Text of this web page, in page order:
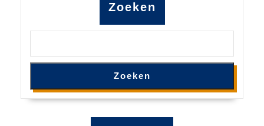
Zoeken
Zoeken